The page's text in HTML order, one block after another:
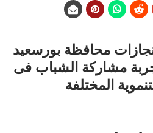
محافظة بورسعيد
مشاركة الشباب فى
المختلفة